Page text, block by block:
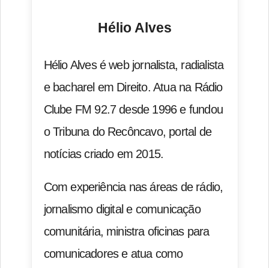
Hélio Alves
Hélio Alves é web jornalista, radialista
e bacharel em Direito. Atua na Rádio
Clube FM 92.7 desde 1996 e fundou
o Tribuna do Recôncavo, portal de
notícias criado em 2015.
Com experiência nas áreas de rádio,
jornalismo digital e comunicação
comunitária, ministra oficinas para
comunicadores e atua como